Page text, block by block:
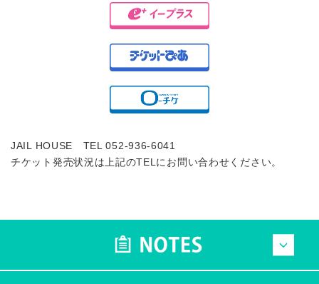
JAIL HOUSE TEL 052-936-6041
チケット発売状況は上記のTELにお問い合わせください。